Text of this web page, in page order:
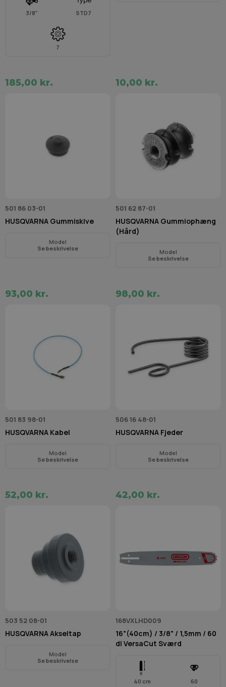
3/8" STD7
7
185,00 kr. 10,00 kr.
501 86 03-01
HUSQVARNA Gummiskive
Model
Se beskrivelse
93,00 kr.
501 62 87-01
HUSQVARNA Gummiophæng
(Hård)
Model
Se beskrivelse
98,00 kr.
501 83 98-01
HUSQVARNA Kabel
Model
Se beskrivelse
52,00 kr.
506 16 48-01
HUSQVARNA Fjeder
Model
Se beskrivelse
42,00 kr.
503 52 08-01
HUSQVARNA Akseltap
Model
Se beskrivelse
168VXLHD009
16"(40cm) / 3/8" / 1,5mm / 60
dl VersaCut Sværd
40 cm 60